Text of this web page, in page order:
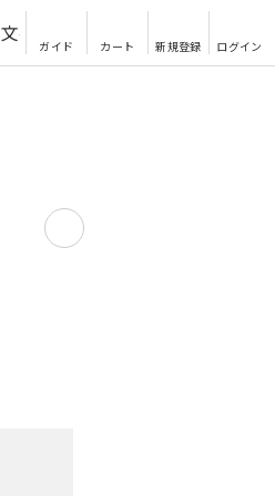
文芸・エッセイ
ガイド カート 新規登録 ログイン